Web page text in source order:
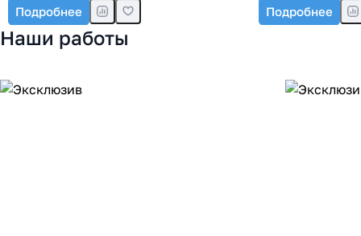
Подробнее Подробнее
Наши работы